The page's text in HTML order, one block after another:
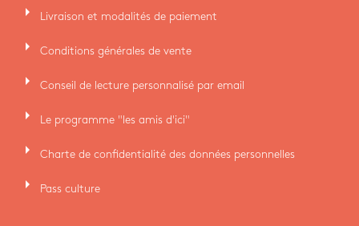
arrow_right Livraison et modalités de paiement
arrow_right Conditions générales de vente
arrow_right Conseil de lecture personnalisé par email
arrow_right Le programme "les amis d'ici"
arrow_right Charte de confidentialité des données personnelles
arrow_right Pass culture